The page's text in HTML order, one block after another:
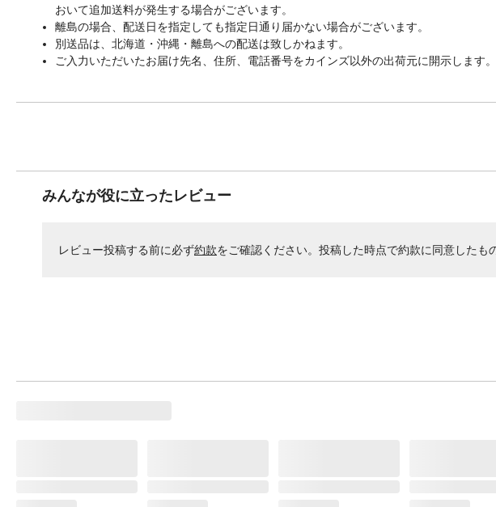
おいて追加送料が発生する場合がございます。
離島の場合、配送日を指定しても指定日通り届かない場合がございます。
別送品は、北海道・沖縄・離島への配送は致しかねます。
ご入力いただいたお届け先名、住所、電話番号をカインズ以外の出荷元に開示します
みんなが役に立ったレビュー
レビュー投稿する前に必ず約款をご確認ください。投稿した時点で約款に同意したも